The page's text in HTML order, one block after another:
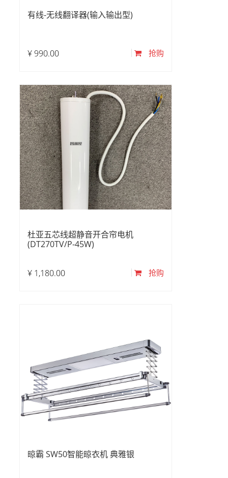
有线-无线翻译器(输入输出型)
¥ 990.00 抢购
杜亚五芯线超静音开合帘电机
(DT270TV/P-45W)
¥ 1,180.00 抢购
晾霸 SW50智能晾衣机 典雅银